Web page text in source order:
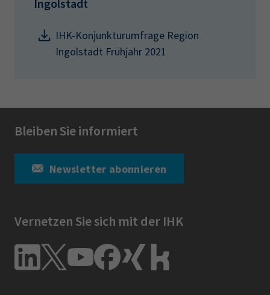
Ingolstadt
IHK-Konjunkturumfrage Region
Ingolstadt Frühjahr 2021
Bleiben Sie informiert
Newsletter abonnieren
Vernetzen Sie sich mit der IHK